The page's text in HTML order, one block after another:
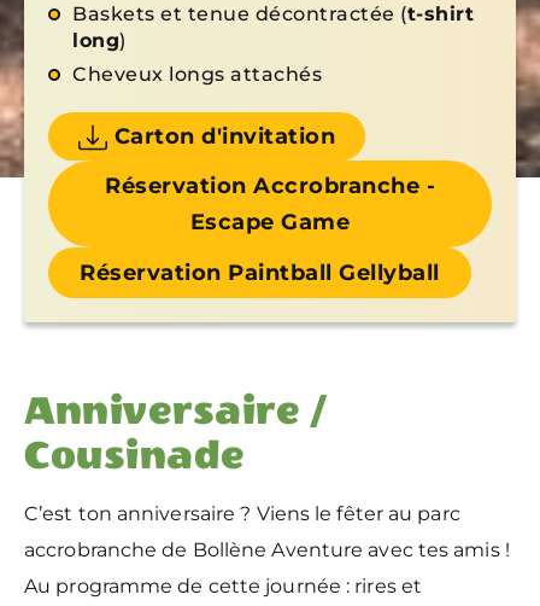
Anniversaire /
Cousinade
C’est ton anniversaire ? Viens le fêter au parc
accrobranche de Bollène Aventure avec tes amis !
Au programme de cette journée : rires et
Baskets et tenue décontractée (t-shirt
long)
Cheveux longs attachés
Carton d'invitation
Réservation Accrobranche -
Escape Game
Réservation Paintball Gellyball